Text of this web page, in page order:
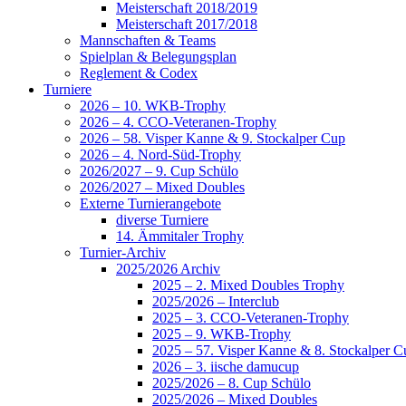
Meisterschaft 2018/2019
Meisterschaft 2017/2018
Mannschaften & Teams
Spielplan & Belegungsplan
Reglement & Codex
Turniere
2026 – 10. WKB-Trophy
2026 – 4. CCO-Veteranen-Trophy
2026 – 58. Visper Kanne & 9. Stockalper Cup
2026 – 4. Nord-Süd-Trophy
2026/2027 – 9. Cup Schülo
2026/2027 – Mixed Doubles
Externe Turnierangebote
diverse Turniere
14. Ämmitaler Trophy
Turnier-Archiv
2025/2026 Archiv
2025 – 2. Mixed Doubles Trophy
2025/2026 – Interclub
2025 – 3. CCO-Veteranen-Trophy
2025 – 9. WKB-Trophy
2025 – 57. Visper Kanne & 8. Stockalper
2026 – 3. iische damucup
2025/2026 – 8. Cup Schülo
2025/2026 – Mixed Doubles